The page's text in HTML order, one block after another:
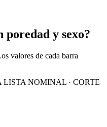
poredad y sexo?
valores de cada barra
NOMINAL · CORTE